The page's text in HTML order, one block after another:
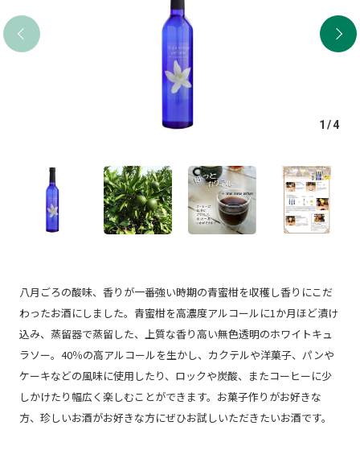
1 /4
八月ごろの酸味、香りが一番強い時期の青蜜柑を収穫し香りにこだ
わったお酒にしました。青蜜柑を高濃度アルコールに1か月ほど漬け
込み、蒸留器で蒸留した、上質な香り高い無色透明のホワイトキュ
ラソー。40％の高アルコールを生かし、カクテルや洋菓子、パンや
ケーキなどの風味に使用したり、ロックや炭酸、またコーヒーに少
しかけたり幅広く楽しむことができます。お菓子作りがお好きな
方、珍しいお酒がお好きな方にぜひお試しいただきたいお酒です。